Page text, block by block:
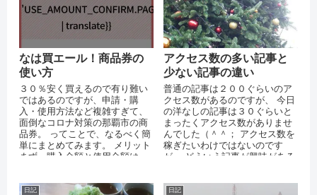
なは買エール！商品券の
使い方
３０％安く買えるので有り難い
ではあるのですが、申請・購
入・使用方法など複雑すぎて、
面倒なコロナ対策の那覇市の商
品券。 ってことで、なるべく簡
単にまとめてみます。 メリット
まず、購入金額と使用金額は、
アクセス数の多い記事と
少ない記事の違い
普通の記事は２００ぐらいのア
クセス数があるのですが、 今日
の洋なしの記事は３０ぐらいと
まったくアクセス数がありませ
んでした（＾＾； アクセス数を
稼ぎたいわけではないのです
が、 どういう記事が興味がある
日記 日記